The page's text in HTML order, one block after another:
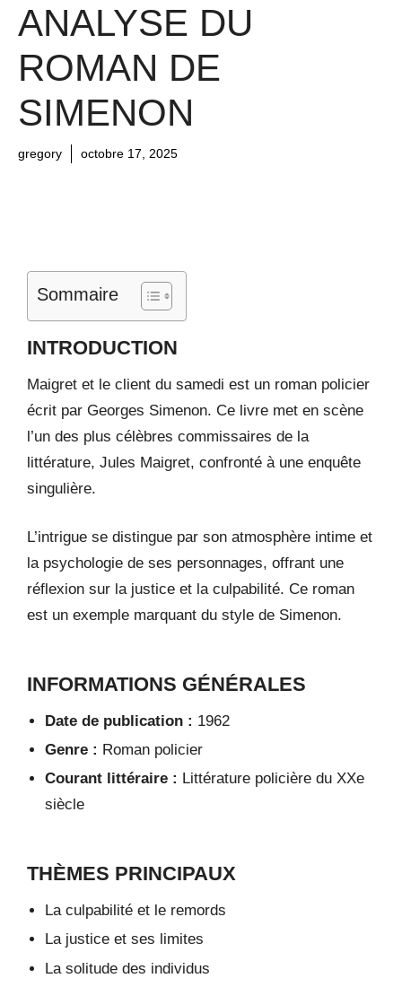
ANALYSE DU
ROMAN DE
SIMENON
gregory octobre 17, 2025
Sommaire
INTRODUCTION
Maigret et le client du samedi est un roman policier
écrit par Georges Simenon. Ce livre met en scène
l’un des plus célèbres commissaires de la
littérature, Jules Maigret, confronté à une enquête
singulière.
L’intrigue se distingue par son atmosphère intime et
la psychologie de ses personnages, offrant une
réflexion sur la justice et la culpabilité. Ce roman
est un exemple marquant du style de Simenon.
INFORMATIONS GÉNÉRALES
Date de publication : 1962
Genre : Roman policier
Courant littéraire : Littérature policière du XXe
siècle
THÈMES PRINCIPAUX
La culpabilité et le remords
La justice et ses limites
La solitude des individus